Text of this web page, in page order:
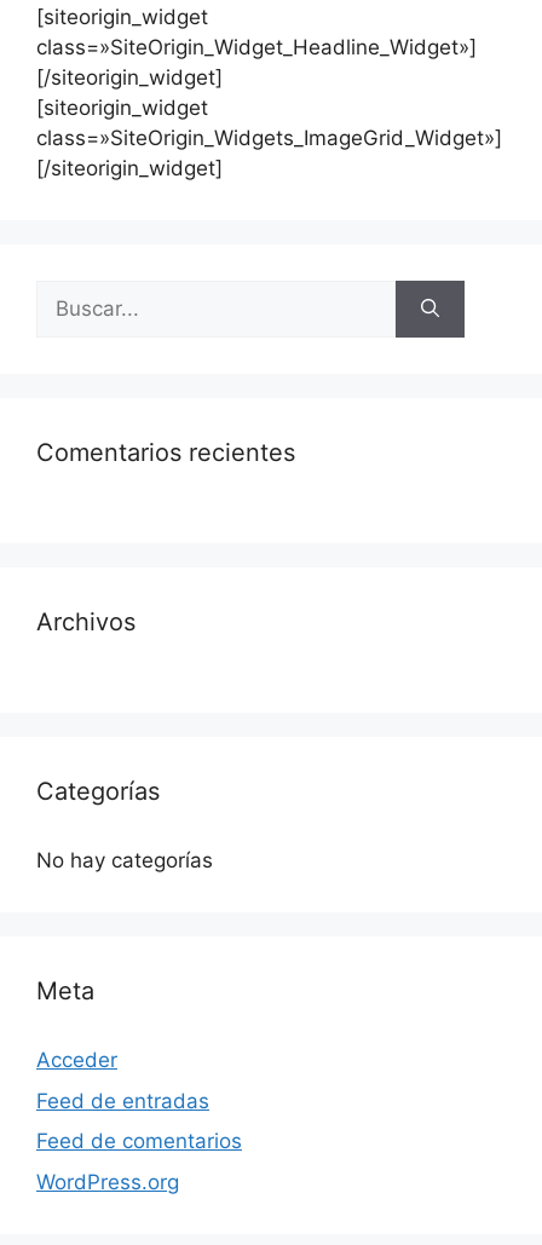
[siteorigin_widget
class=»SiteOrigin_Widget_Headline_Widget»]
[/siteorigin_widget]
[siteorigin_widget
class=»SiteOrigin_Widgets_ImageGrid_Widget»]
[/siteorigin_widget]
Comentarios recientes
Archivos
Categorías
No hay categorías
Meta
Acceder
Feed de entradas
Feed de comentarios
WordPress.org